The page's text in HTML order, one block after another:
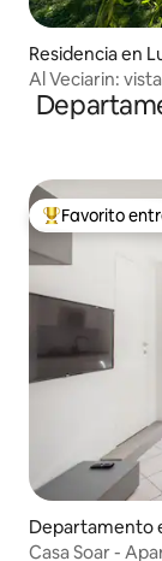
Residencia en
Al Veciarin:
De los mejores
Favorito
Departamento
Casa Soar -